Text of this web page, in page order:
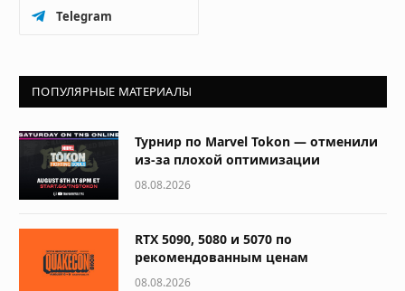
Telegram
ПОПУЛЯРНЫЕ МАТЕРИАЛЫ
Турнир по Marvel Tokon — отменили
из-за плохой оптимизации
08.08.2026
RTX 5090, 5080 и 5070 по
рекомендованным ценам
08.08.2026